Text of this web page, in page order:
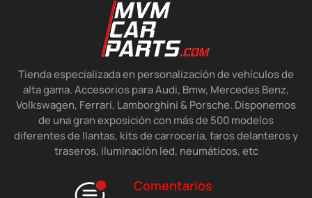
Tienda especializada en personalización de vehículos de
alta gama. Accesorios para Audi, Bmw, Mercedes Benz,
Volkswagen, Ferrari, Lamborghini & Porsche. Disponemos
de una gran exposición con más de 500 modelos
diferentes de llantas, kits de carrocería, faros delanteros y
traseros, iluminación led, neumáticos, etc
Comentarios